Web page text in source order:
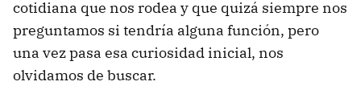
cotidiana que nos rodea y que quizá siempre nos
preguntamos si tendría alguna función, pero
una vez pasa esa curiosidad inicial, nos
olvidamos de buscar.